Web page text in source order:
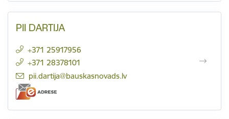
PII DARTIJA
+371 25917956
+371 28378101
E-pasts:
pii.dartija@bauskasnovads.lv